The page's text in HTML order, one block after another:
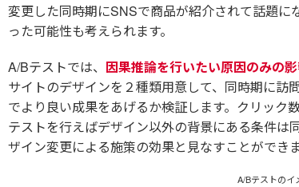
変更した同時期にSNSで商品が紹介されて話題に
った可能性も考えられます。
A/Bテストでは、 因果推論を行いたい原因のみの
サイトのデザインを２種類用意して、同時期に訪
でより良い成果をあげるか検証します。クリック
テストを行えばデザイン以外の背景にある条件
ザイン変更による施策の効果と見なすことができま
A/Bテストのイ